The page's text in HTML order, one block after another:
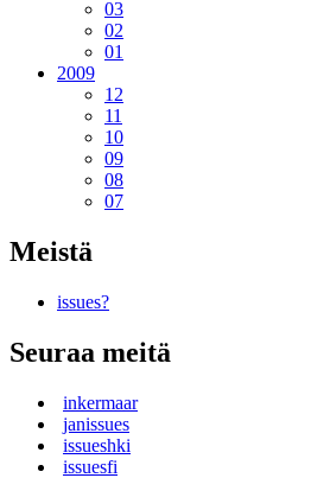
03
02
01
2009
12
11
10
09
08
07
Meistä
issues?
Seuraa meitä
inkermaar
janissues
issueshki
issuesfi